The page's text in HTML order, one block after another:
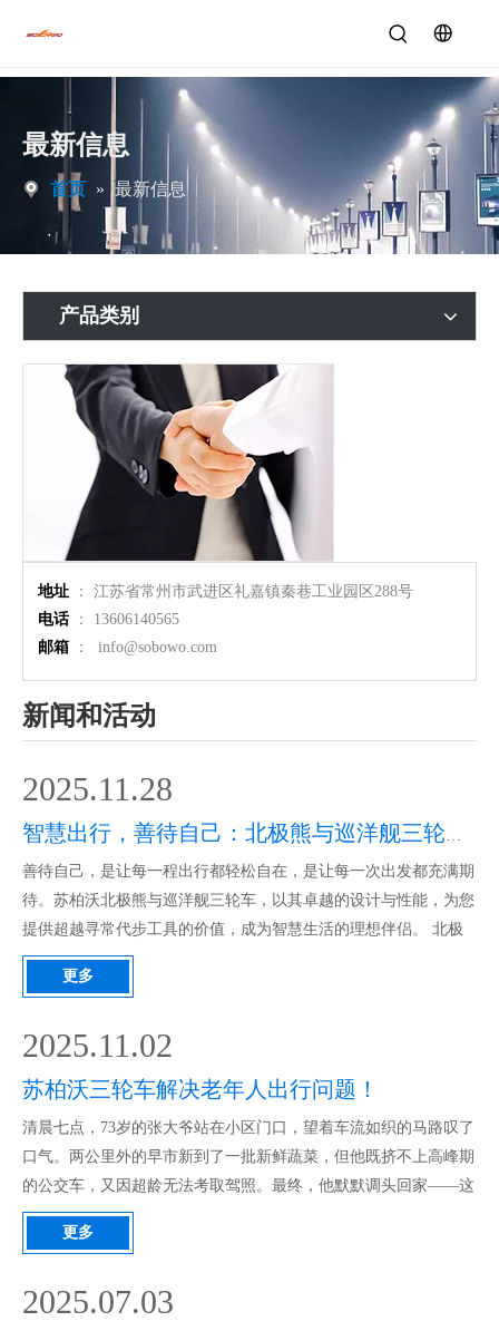
最新信息
首页 » 最新信息
产品类别
地址 ： 江苏省常州市武进区礼嘉镇秦巷工业园区288号
电话： 13606140565
邮箱 ： info@sobowo.com
新闻和活动
智慧出行，善待自己：北极熊与巡洋舰三轮车的理想选择
善待自己，是让每一程出行都轻松自在，是让每一次出发都充满期
待。苏柏沃北极熊与巡洋舰三轮车，以其卓越的设计与性能，为您
提供超越寻常代步工具的价值，成为智慧生活的理想伴侣。 北极
熊三轮车：城市生活的舒适伴侣北极熊三轮车精准定位于城市通勤
与家庭日常使用，其设计哲学核心是舒适、安全与便捷。适用场
凑的车身和较小的转弯半径，使其能在菜场巷道、老旧小区等狭窄
空间内灵活穿梭，轻松应对日常采买、接送孩童等任务。舒适性设
计：车辆特别考虑了骑行健康。其无转把的力矩原理设计需要脚踩
才会前进，在活动筋骨的同时无需费力。配备的RST油压减震前叉
能有效过滤近八成
2025.11.28
更多
苏柏沃三轮车解决老年人出行问题！
清晨七点，73岁的张大爷站在小区门口，望着车流如织的马路叹了
口气。两公里外的早市新到了一批新鲜蔬菜，但他既挤不上高峰期
的公交车，又因超龄无法考取驾照。最终，他默默调头回家——这
已是本周第三次放弃出行计划。在中国，像张大爷这样因年龄、体
能、政策限制而陷入“出行孤岛”的老人，超过40% 。他们的困境具
车被挡在合规出行之外；• 身体局限：75%的老人因担心摔倒减少
2025.11.02
更多
2025.07.03